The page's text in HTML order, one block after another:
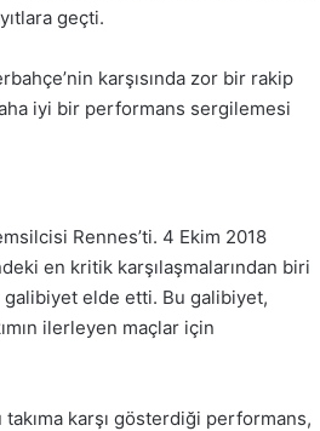
geçti.
karşısında zor bir rakip
iyi bir performans sergilemesi
Rennes’ti. 4 Ekim 2018
en kritik karşılaşmalarından biri
galibiyet elde etti. Bu galibiyet,
ilerleyen maçlar için
karşı gösterdiği performans,